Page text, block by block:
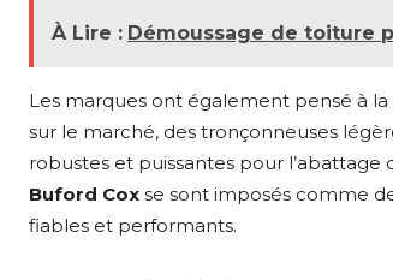
À Lire : Démoussage de toiture
Les marques ont également pensé à
sur le marché, des tronçonneuses
robustes et puissantes pour l’abattage
Buford Cox se sont imposés comme
fiables et performants.